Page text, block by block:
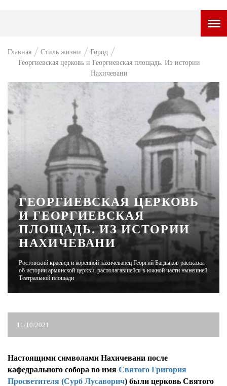
НОВОСТИ
ВОПРОС НЕДЕЛИ
ПРЕМЬЕРА
ТАМ И ТУТ
СТИЛЬ ЖИЗНИ
ЧЕЛОВЕК ОСОБЕННЫЙ
КУЛЬТ ЕДЫ
АФИША
ЖУРНАЛ
Главная Стиль жизни
Город
Георгиевская церковь и Георгиевская площадь. Из истории
Нахичевани
ГЕОРГИЕВСКАЯ ЦЕРКОВЬ
И ГЕОРГИЕВСКАЯ
ПЛОЩАДЬ. ИЗ ИСТОРИИ
НАХИЧЕВАНИ
Ростовский краевед и коренной нахичеванец Георгий Багдыков рассказал
об истории армянской церкви, располагавшейся в южной части нынешней
Театральной площади
11/10/2021
Настоящими символами Нахичевани после
кафедрального собора во имя Святого Григория
Просветителя (Сурб Лусаворич) были церковь Святого